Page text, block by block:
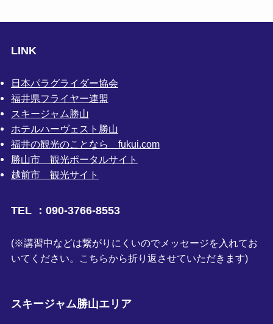
LINK
日本パラグライダー協会
福井県フライヤー連盟
スキージャム勝山
ホテルハーヴェスト勝山
福井の観光のことなら fukui.com
勝山市 観光ポータルサイト
越前市 観光サイト
TEL ：090-3766-8553
(※講習中などは繋がりにくいのでメッセージを入れてお
いてください。こちらから折り返させていただきます)
スキージャム勝山エリア